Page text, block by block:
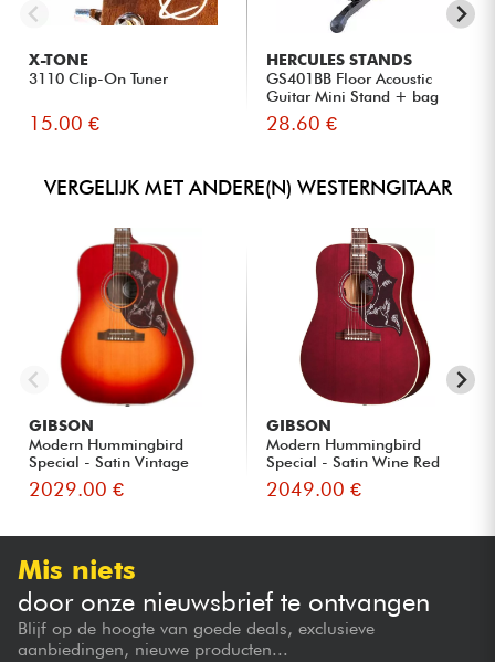
X-TONE
3110 Clip-On Tuner
15.00 €
HERCULES STANDS
GS401BB Floor Acoustic
Guitar Mini Stand + bag
28.60 €
VERGELIJK MET ANDERE(N) WESTERNGITAAR
GIBSON
Modern Hummingbird
Special - Satin Vintage
Cherry ...
2029.00 €
GIBSON
Modern Hummingbird
Special - Satin Wine Red
2049.00 €
Mis niets
door onze nieuwsbrief te ontvangen
Blijf op de hoogte van goede deals, exclusieve
aanbiedingen, nieuwe producten...